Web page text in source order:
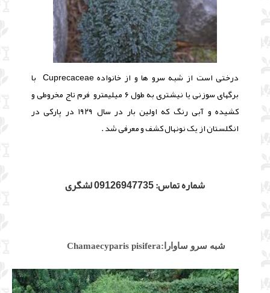
درختی است از شبه سرو ها و از خانواده Cuprecaceae با
برگهای سوزنی یا نیشتری به طول ۶ میلیمترو فرم تاج مخروطی و
کشیده و آبی رنگ که اولین بار در سال ۱۹۲۹ در پارکی در
انگلستان از یک نونهال کشف و معرفی شد .
شماره تماس: 09126947735 لشگری
شبه سرو ساوارا:Chamaecyparis pisifera